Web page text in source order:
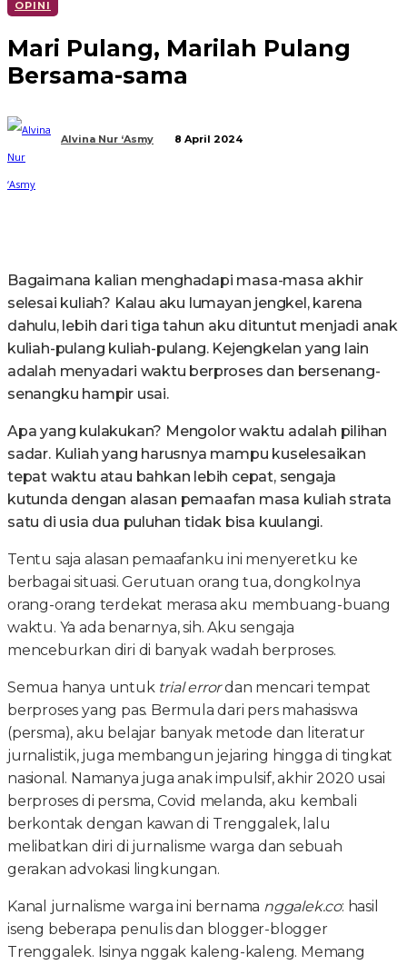
OPINI
Mari Pulang, Marilah Pulang
Bersama-sama
Alvina Nur ‘Asmy 8 April 2024
Bagaimana kalian menghadapi masa-masa akhir
selesai kuliah? Kalau aku lumayan jengkel, karena
dahulu, lebih dari tiga tahun aku dituntut menjadi anak
kuliah-pulang kuliah-pulang. Kejengkelan yang lain
adalah menyadari waktu berproses dan bersenang-
senangku hampir usai.
Apa yang kulakukan? Mengolor waktu adalah pilihan
sadar. Kuliah yang harusnya mampu kuselesaikan
tepat waktu atau bahkan lebih cepat, sengaja
kutunda dengan alasan pemaafan masa kuliah strata
satu di usia dua puluhan tidak bisa kuulangi.
Tentu saja alasan pemaafanku ini menyeretku ke
berbagai situasi. Gerutuan orang tua, dongkolnya
orang-orang terdekat merasa aku membuang-buang
waktu. Ya ada benarnya, sih. Aku sengaja
menceburkan diri di banyak wadah berproses.
Semua hanya untuk trial errordan mencari tempat
berproses yang pas. Bermula dari pers mahasiswa
(persma), aku belajar banyak metode dan literatur
jurnalistik, juga membangun jejaring hingga di tingkat
nasional. Namanya juga anak impulsif, akhir 2020 usai
berproses di persma, Covid melanda, aku kembali
berkontak dengan kawan di Trenggalek, lalu
melibatkan diri di jurnalisme warga dan sebuah
gerakan advokasi lingkungan.
Kanal jurnalisme warga ini bernama nggalek.co: hasil
iseng beberapa penulis dan blogger-blogger
Trenggalek. Isinya nggak kaleng-kaleng. Memang